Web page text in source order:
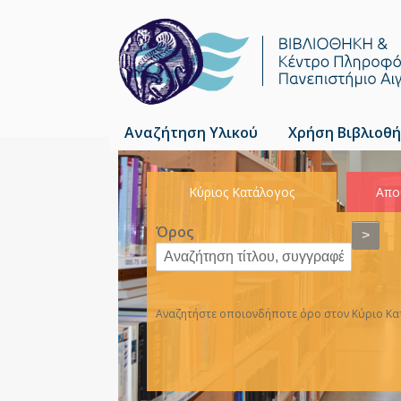
Αναζήτηση Υλικού Χρήση
Κύριος Κατάλογος
Όρος >
Αναζητήστε οποιονδήποτε όρο στον Κύριο